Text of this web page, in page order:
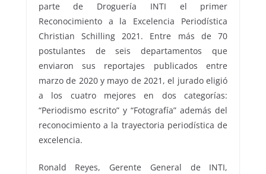
parte de Droguería INTI el primer
Reconocimiento a la Excelencia Periodística
Christian Schilling 2021. Entre más de 70
postulantes de seis departamentos que
enviaron sus reportajes publicados entre
marzo de 2020 y mayo de 2021, el jurado eligió
a los cuatro mejores en dos categorías:
“Periodismo escrito” y “Fotografía” además del
reconocimiento a la trayectoria periodística de
excelencia.
Ronald Reyes, Gerente General de INTI,